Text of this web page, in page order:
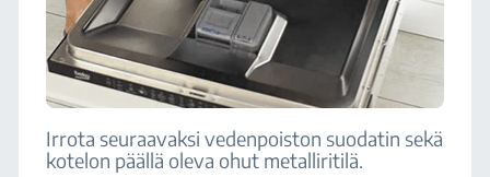
Irrota seuraavaksi vedenpoiston suodatin sekä
kotelon päällä oleva ohut metalliritilä.